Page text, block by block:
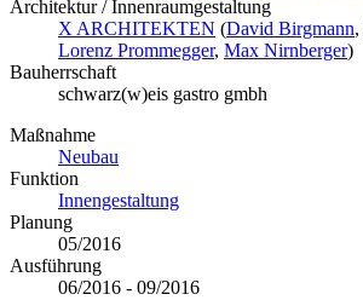
Architektur / Innenraumgestaltung
X ARCHITEKTEN (David Birgmann,
Lorenz Prommegger, Max Nirnberger)
Bauherrschaft
schwarz(w)eis gastro gmbh
Maßnahme
Neubau
Funktion
Innengestaltung
Planung
05/2016
Ausführung
06/2016 - 09/2016